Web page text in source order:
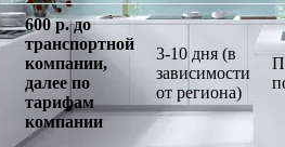
600 р. до
транспортной
компании,
далее по
тарифам
компании
3-10 дня (в
зависимости
от региона)